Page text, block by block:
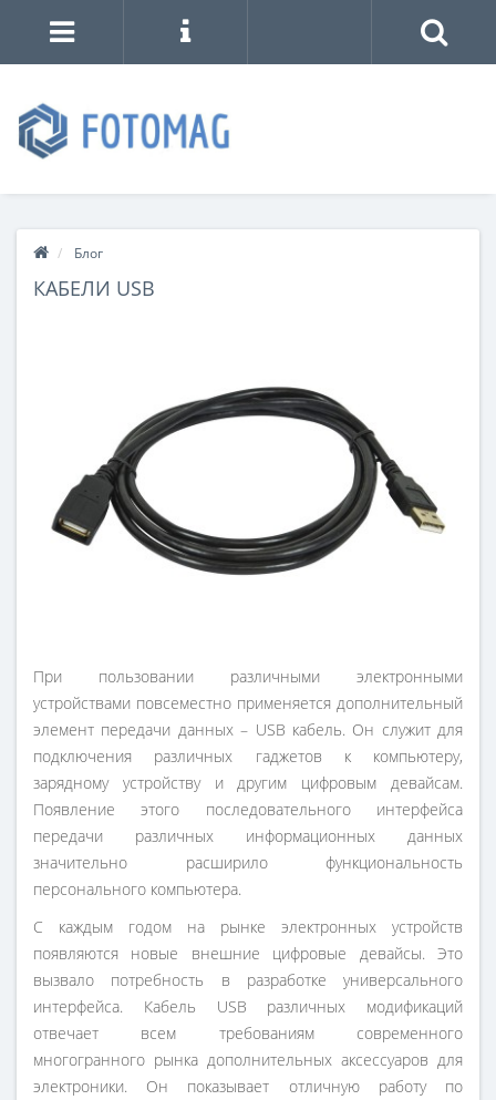
Блог
КАБЕЛИ USB
При пользовании различными электронными
устройствами повсеместно применяется дополнительный
элемент передачи данных – USB кабель. Он служит для
подключения различных гаджетов к компьютеру,
зарядному устройству и другим цифровым девайсам.
Появление этого последовательного интерфейса
передачи различных информационных данных
значительно расширило функциональность
персонального компьютера.
С каждым годом на рынке электронных устройств
появляются новые внешние цифровые девайсы. Это
вызвало потребность в разработке универсального
интерфейса. Кабель USB различных модификаций
отвечает всем требованиям современного
многогранного рынка дополнительных аксессуаров для
электроники. Он показывает отличную работу по